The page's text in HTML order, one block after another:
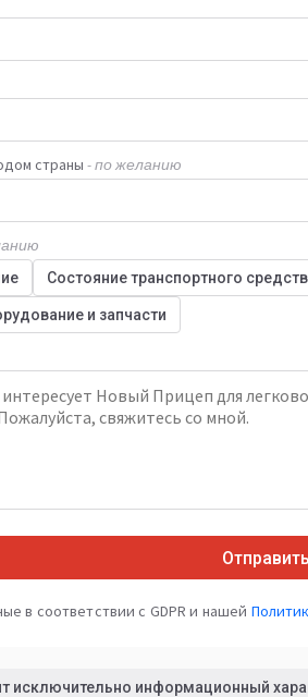
страны - по желанию
Состояние транспортного
и запчасти
Отправить
в соответствии с GDPR и нашей
исключительно информационный